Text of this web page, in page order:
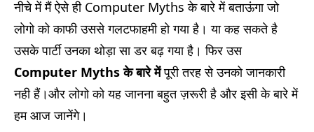
नीचे में मैं ऐसे ही Computer Myths के बारे में बताऊंगा जो
लोगो को काफी उससे गलटफाहमी हो गया है। या कह सकते है
उसके पार्टी उनका थोड़ा सा डर बढ़ गया है। फिर उस
Computer Myths के बारे मेंपूरी तरह से उनको जानकारी
नही हैं।और लोगो को यह जानना बहुत ज़रूरी है और इसी के बारे में
हम आज जानेंगे।